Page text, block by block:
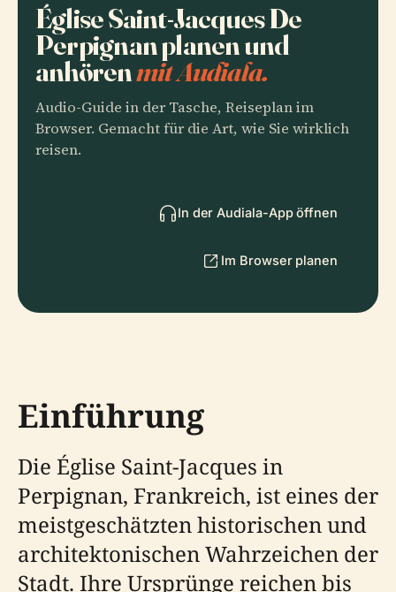
Église Saint-Jacques De
Perpignan planen und
anhörenmit Audiala.
Audio-Guide in der Tasche, Reiseplan im
Browser. Gemacht für die Art, wie Sie wirklich
reisen.
In der Audiala-App öffnen
Im Browser planen
Einführung
Die Église Saint-Jacques in
Perpignan, Frankreich, ist eines der
meistgeschätzten historischen und
architektonischen Wahrzeichen der
Stadt. Ihre Ursprünge reichen bis